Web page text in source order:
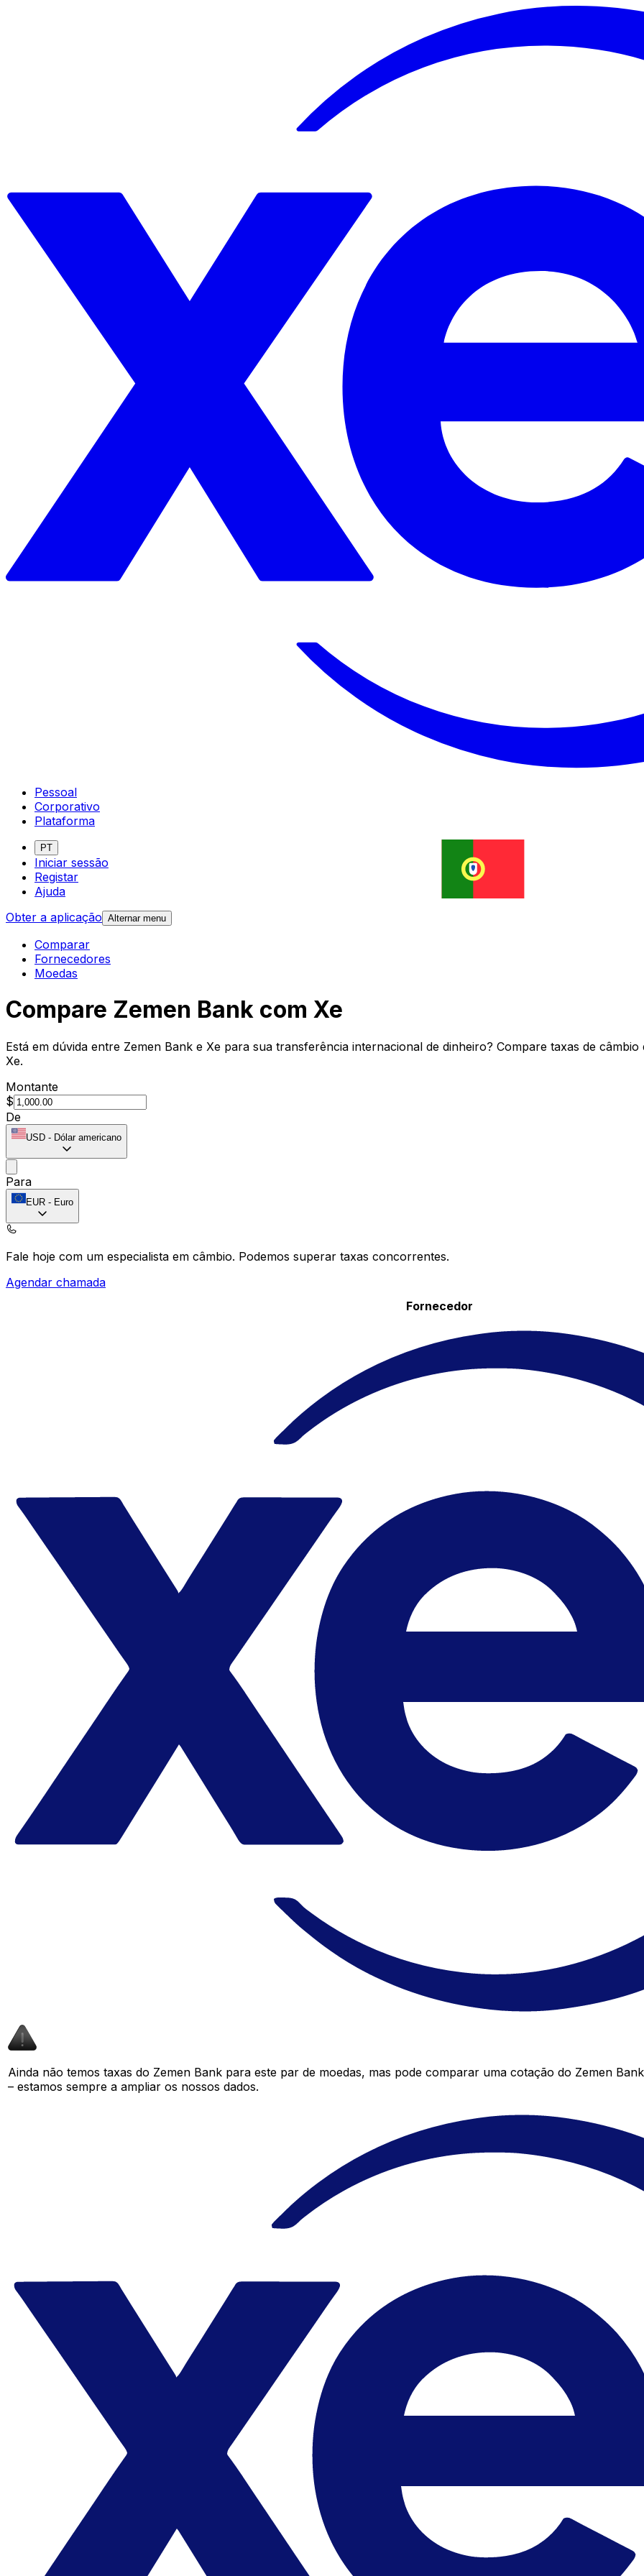
Pessoal
Corporativo
Plataforma
PT
Iniciar sessão
Registar
Ajuda
Obter a aplicação Alternar menu
Comparar
Fornecedores
Moedas
Compare Zemen Bank com Xe
Está em dúvida entre Zemen Bank e Xe para sua transferência internacional de dinheiro? Compare taxas de
Xe.
Montante
$
De
USD - Dólar americano
Para
EUR - Euro
Fale hoje com um especialista em câmbio. Podemos superar taxas concorrentes.
Agendar chamada
Fornecedor
Ainda não temos taxas do Zemen Bank para este par de moedas, mas pode comparar uma cotação do Zemen
– estamos sempre a ampliar os nossos dados.